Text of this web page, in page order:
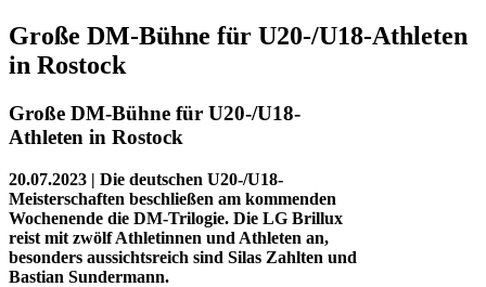
Große DM-Bühne für U20-/U18-Athleten
in Rostock
Große DM-Bühne für U20-/U18-
Athleten in Rostock
20.07.2023 | Die deutschen U20-/U18-
Meisterschaften beschließen am kommenden
Wochenende die DM-Trilogie. Die LG Brillux
reist mit zwölf Athletinnen und Athleten an,
besonders aussichtsreich sind Silas Zahlten und
Bastian Sundermann.